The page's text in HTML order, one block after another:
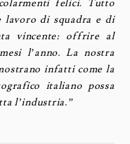
felici. Tutto
di squadra e di
vincente: offrire al
l’anno. La nostra
infatti come la
italiano possa
l’industria.”